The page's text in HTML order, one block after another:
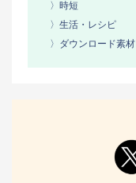
〉時短
〉生活・レシピ
〉ダウンロード素材